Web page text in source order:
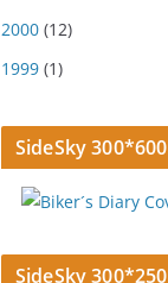
2000 (12)
1999 (1)
SideSky 300*600
SideSky 300*250